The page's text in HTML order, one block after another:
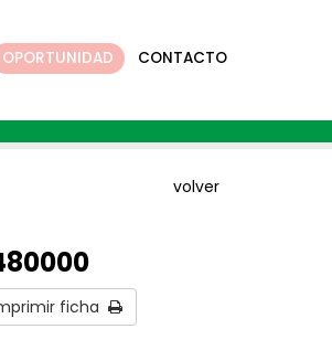
OPORTUNIDAD CONTACTO
volver
ficha